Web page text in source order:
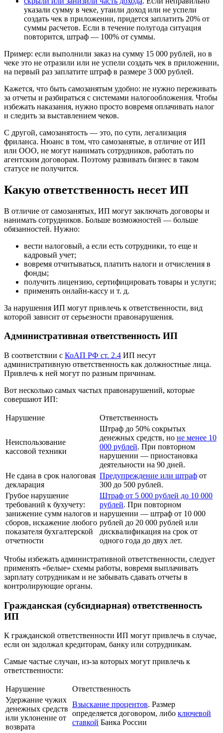
указали сумму в чеке, утаили доход или не успели
создать чек в приложении, придется заплатить 20% от
суммы расчетов. Если в течение полугода ситуация
повторится, штраф — 100% от суммы.
Пример: если выполнили заказ на сумму 15 000 рублей, но в
чеке это не отразили или не успели создать чек в приложении,
на первый раз заплатите штраф в размере 3 000 рублей.
Кажется, что быть самозанятым удобно: не нужно переживать
за отчеты и разбираться с системами налогообложения. Чтобы
избежать наказания, нужно просто вовремя оплачивать налог
и следить за выставлением чеков.
С другой, самозанятость — это, по сути, легализация
фриланса. Нюанс в том, что самозанятые, в отличие от ИП
или ООО, не могут нанимать сотрудников, работать по
агентским договорам. Поэтому развивать бизнес в таком
статусе не получится.
Какую ответственность несет ИП
В отличие от самозанятых, ИП могут заключать договоры и
нанимать сотрудников. Больше возможностей — больше
обязанностей. Нужно:
вести налоговый, а если есть сотрудники, то еще и
кадровый учет;
вовремя отчитываться, платить налоги и отчисления в
фонды;
получить лицензию, сертифицировать товары и услуги;
применять онлайн-кассу и т. д.
За нарушения ИП могут привлечь к ответственности, вид
которой зависит от серьезности правонарушения.
Административная ответственность ИП
В соответствии с КоАП РФ ст. 2.4 ИП несут
административную ответственность как должностные лица.
Привлечь к ней могут по разным причинам.
Вот несколько самых частых правонарушений, которые
совершают ИП:
Нарушение Ответственность
Неиспользование
кассовой техники
Штраф до 50% сокрытых
денежных средств, но не менее 10
000 рублей. При повторном
нарушении — приостановка
деятельности на 90 дней.
Не сдана в срок налоговая
декларация
Предупреждение или штраф от
300 до 500 рублей.
Грубое нарушение
требований к бухучету:
занижение сумм налогов и
сборов, искажение любого
показателя бухгалтерской
отчетности
Штраф от 5 000 рублей до 10 000
рублей. При повторном
нарушении — штраф от 10 000
рублей до 20 000 рублей или
дисквалификация на срок от
одного года до двух лет.
Чтобы избежать административной ответственности, следует
применять «белые» схемы работы, вовремя выплачивать
зарплату сотрудникам и не забывать сдавать отчеты в
контролирующие органы.
Гражданская (субсидиарная) ответственность
ИП
К гражданской ответственности ИП могут привлечь в случае,
если он задолжал кредиторам, банку или сотрудникам.
Самые частые случаи, из-за которых могут привлечь к
ответственности:
Нарушение
Ответственность
Удержание чужих
денежных средств
или уклонение от
возврата
Взыскание процентов. Размер
определяется договором, либо ключевой
ставкой Банка России